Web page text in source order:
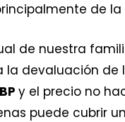
de la
de nuestra
la devaluación de
y el precio no
puede cubrir